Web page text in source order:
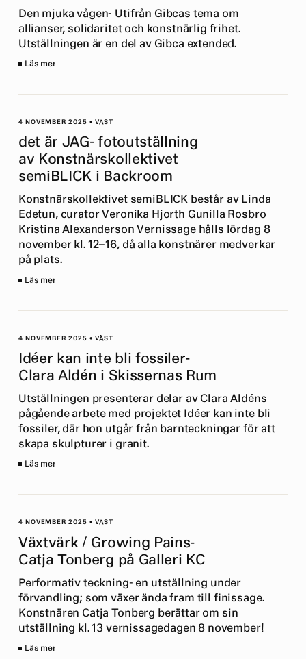
Den mjuka vågen- Utifrån Gibcas tema om
allianser, solidaritet och konstnärlig frihet.
Utställningen är en del av Gibca extended.
Läs mer
4 NOVEMBER 2025 • VÄST
det är JAG- fotoutställning
av Konstnärskollektivet
semiBLICK i Backroom
Konstnärskollektivet semiBLICK består av Linda
Edetun, curator Veronika Hjorth Gunilla Rosbro
Kristina Alexanderson Vernissage hålls lördag 8
november kl. 12–16, då alla konstnärer medverkar
på plats.
Läs mer
4 NOVEMBER 2025 • VÄST
Idéer kan inte bli fossiler-
Clara Aldén i Skissernas Rum
Utställningen presenterar delar av Clara Aldéns
pågående arbete med projektet Idéer kan inte bli
fossiler, där hon utgår från barnteckningar för att
skapa skulpturer i granit.
Läs mer
4 NOVEMBER 2025 • VÄST
Växtvärk / Growing Pains-
Catja Tonberg på Galleri KC
Performativ teckning- en utställning under
förvandling; som växer ända fram till finissage.
Konstnären Catja Tonberg berättar om sin
utställning kl. 13 vernissagedagen 8 november!
Läs mer